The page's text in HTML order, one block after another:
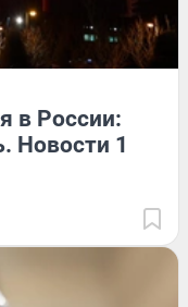
в России:
Новости 1